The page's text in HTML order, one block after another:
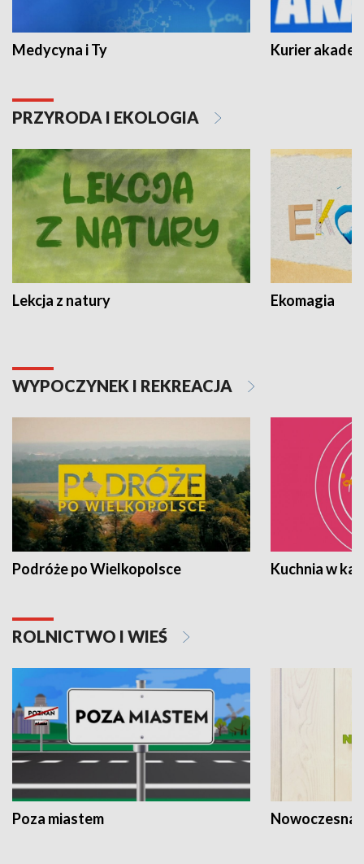
Medycyna i Ty Kurier
PRZYRODA I EKOLOGIA
Lekcja z natury Ekomagia
WYPOCZYNEK I REKREACJA
Podróże po Wielkopolsce Kuchnia w
ROLNICTWO I WIEŚ
Poza miastem Nowoczesna